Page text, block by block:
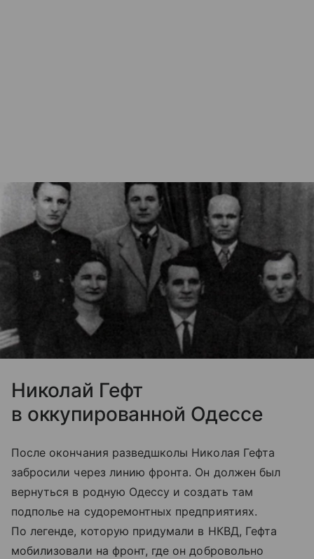
Николай Гефт
в оккупированной Одессе
После окончания разведшколы Николая Гефта
забросили через линию фронта. Он должен был
вернуться в родную Одессу и создать там
подполье на судоремонтных предприятиях.
По легенде, которую придумали в НКВД, Гефта
мобилизовали на фронт, где он добровольно